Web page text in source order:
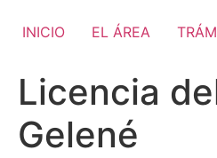
INICIO EL ÁREA
Licencia
Gelené